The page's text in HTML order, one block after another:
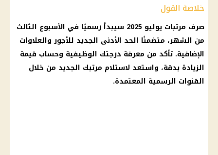
خلاصة القول
صرف مرتبات يوليو 2025
سيبدأ رسميًا في الأسبوع الثالث
من الشهر، متضمنًا الحد الأدنى الجديد للأجوروالعلاوات
الإضافية. تأكد من معرفة درجتك الوظيفية وحساب قيمة
الزيادة بدقة، واستعد لاستلام مرتبك الجديد من خلال
القنوات الرسمية المعتمدة.